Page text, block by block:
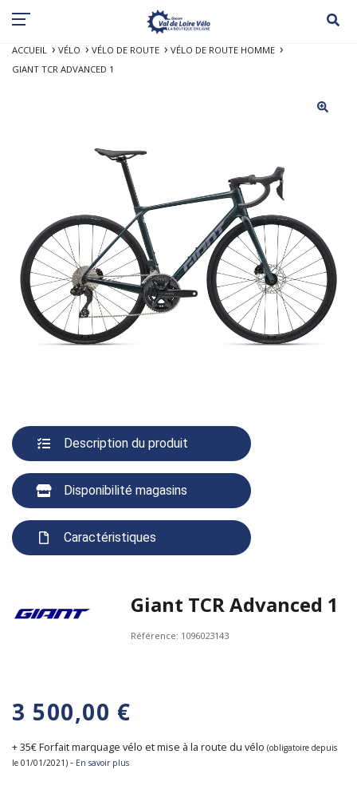
ACCUEIL VÉLO VÉLO DE ROUTE
VÉLO DE ROUTE HOMME
GIANT TCR ADVANCED 1
Description du produit
Disponibilité magasins
Caractéristiques
Giant TCR Advanced 1
Référence: 1096023143
3 500,00 €
+ 35€ Forfait marquage vélo et mise à la route du vélo (obligatoire depuis
le 01/01/2021) - En savoir plus